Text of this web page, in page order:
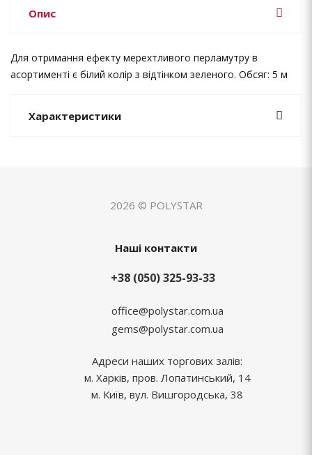
Опис
Для отримання ефекту мерехтливого перламутру в
асортименті є білий колір з відтінком зеленого. Обсяг: 5 м
Характеристики
2026 © POLYSTAR
Наші контакти
+38 (050) 325-93-33
office@polystar.com.ua
gems@polystar.com.ua
Адреси наших торгових залів:
м. Харків, пров. Лопатинський, 14
м. Київ, вул. Вишгородська, 38